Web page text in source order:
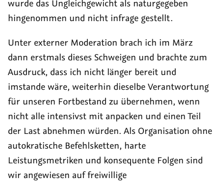
wurde das Ungleichgewicht als naturgegeben
hingenommen und nicht infrage gestellt.
Unter externer Moderation brach ich im März
dann erstmals dieses Schweigen und brachte zum
Ausdruck, dass ich nicht länger bereit und
imstande wäre, weiterhin dieselbe Verantwortung
für unseren Fortbestand zu übernehmen, wenn
nicht alle intensivst mit anpacken und einen Teil
der Last abnehmen würden. Als Organisation ohne
autokratische Befehlsketten, harte
Leistungsmetriken und konsequente Folgen sind
wir angewiesen auf freiwillige